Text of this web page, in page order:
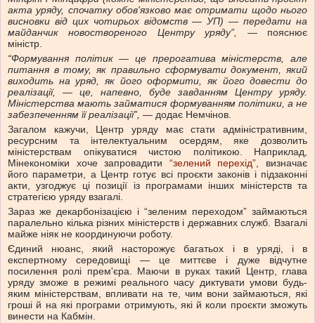
акта уряду, спочатку обов'язково має отримати щодо нього
висновки від цих чотирьох відомств — УП) — передати на
майданчик новоствореного Центру уряду”, — пояснює
міністр.
“Формування політик — це прерогатива міністерств, але
питання в тому, як правильно сформувати документ, який
виходить на уряд, як його оформити, як його довести до
реалізації, — це, напевно, буде завданням Центру уряду.
Міністерства мають займатися формуванням політики, а не
забезпеченням її реалізації”, — додає Немчінов.
Загалом кажучи, Центр уряду має стати адміністративним,
ресурсним та інтелектуальним осердям, яке дозволить
міністерствам опікуватися чистою політикою. Наприклад,
Мінекономіки хоче запровадити “зелений перехід”, визначає
його параметри, а Центр готує всі проєкти законів і підзаконні
акти, узгоджує ці позиції із програмами інших міністерств та
стратегією уряду взагалі.
Зараз же декарбонізацією і “зеленим переходом” займаються
паралельно кілька різних міністерств і державних служб. Взагалі
майже ніяк не координуючи роботу.
Єдиний нюанс, який насторожує багатьох і в уряді, і в
експертному середовищі — це миттєве і дуже відчутне
посилення ролі прем'єра. Маючи в руках такий Центр, глава
уряду зможе в режимі реального часу диктувати умови будь-
яким міністерствам, впливати на те, чим вони займаються, які
гроші й на які програми отримують, які й коли проєкти зможуть
винести на Кабмін.